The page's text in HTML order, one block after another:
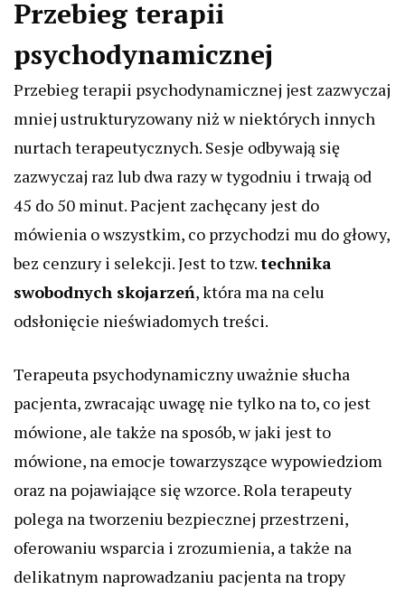
Przebieg terapii
psychodynamicznej
Przebieg terapii psychodynamicznej jest zazwyczaj
mniej ustrukturyzowany niż w niektórych innych
nurtach terapeutycznych. Sesje odbywają się
zazwyczaj raz lub dwa razy w tygodniu i trwają od
45 do 50 minut. Pacjent zachęcany jest do
mówienia o wszystkim, co przychodzi mu do głowy,
bez cenzury i selekcji. Jest to tzw.technika
swobodnych skojarzeń, która ma na celu
odsłonięcie nieświadomych treści.
Terapeuta psychodynamiczny uważnie słucha
pacjenta, zwracając uwagę nie tylko na to, co jest
mówione, ale także na sposób, w jaki jest to
mówione, na emocje towarzyszące wypowiedziom
oraz na pojawiające się wzorce. Rola terapeuty
polega na tworzeniu bezpiecznej przestrzeni,
oferowaniu wsparcia i zrozumienia, a także na
delikatnym naprowadzaniu pacjenta na tropy